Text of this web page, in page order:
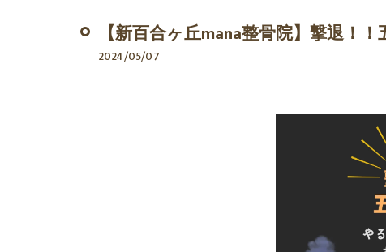
【新百合ヶ丘mana整骨院】撃退！！
2024/05/07